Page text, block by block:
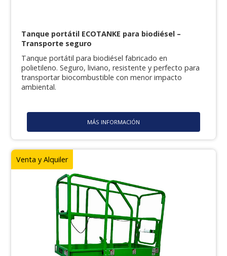
Tanque portátil ECOTANKE para biodiésel –
Transporte seguro
Tanque portátil para biodiésel fabricado en
polietileno. Seguro, liviano, resistente y perfecto para
transportar biocombustible con menor impacto
ambiental.
MÁS INFORMACIÓN
Venta y Alquiler